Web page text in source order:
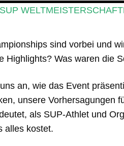
sind vorbei und
Highlights? Was waren die
an, wie das Event
unsere Vorhersagungen
als SUP-Athlet und
alles kostet.